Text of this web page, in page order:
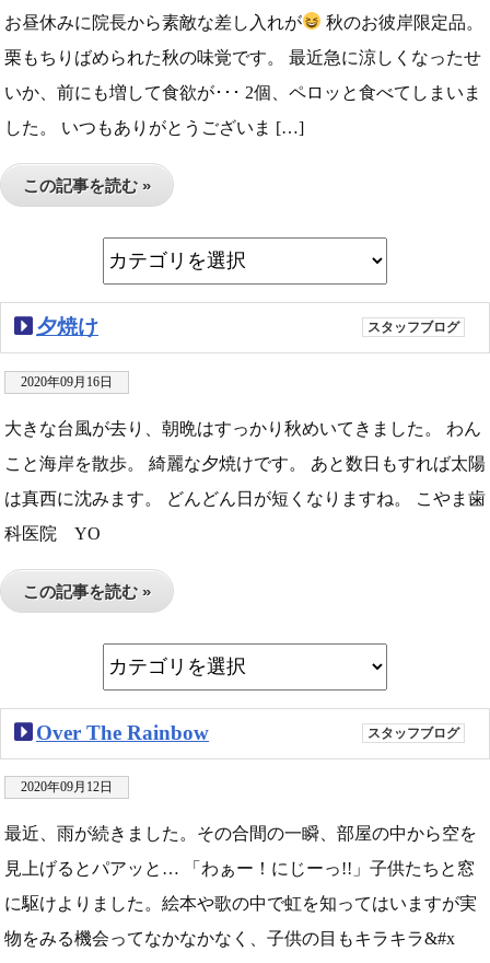
お昼休みに院長から素敵な差し入れが
秋のお彼岸限定品。
栗もちりばめられた秋の味覚です。 最近急に涼しくなったせ
いか、前にも増して食欲が･･･ 2個、ペロッと食べてしまいま
した。 いつもありがとうございま […]
この記事を読む »
夕焼け スタッフブログ
2020年09月16日
大きな台風が去り、朝晩はすっかり秋めいてきました。 わん
こと海岸を散歩。 綺麗な夕焼けです。 あと数日もすれば太陽
は真西に沈みます。 どんどん日が短くなりますね。 こやま歯
科医院 YO
この記事を読む »
Over The Rainbow スタッフブログ
2020年09月12日
最近、雨が続きました。その合間の一瞬、部屋の中から空を
見上げるとパアッと… 「わぁー！にじーっ!!」子供たちと窓
に駆けよりました。絵本や歌の中で虹を知ってはいますが実
物をみる機会ってなかなかなく、子供の目もキラキラ&#x